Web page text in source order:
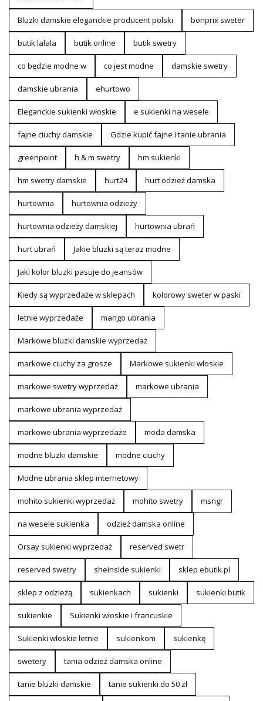
Bluzki damskie eleganckie producent polski bonprix sweter
butik lalala butik online butik swetry
co będzie modne w co jest modne damskie swetry
damskie ubrania ehurtowo
Eleganckie sukienki włoskie e sukienki na wesele
fajne ciuchy damskie Gdzie kupić fajne i tanie ubrania
greenpoint h & m swetry hm sukienki
hm swetry damskie hurt24 hurt odzież damska
hurtownia hurtownia odzieży
hurtownia odzieży damskiej hurtownia ubrań
hurt ubrań Jakie bluzki są teraz modne
Jaki kolor bluzki pasuje do jeansów
Kiedy są wyprzedaże w sklepach kolorowy sweter w paski
letnie wyprzedaże mango ubrania
Markowe bluzki damskie wyprzedaż
markowe ciuchy za grosze Markowe sukienki włoskie
markowe swetry wyprzedaż markowe ubrania
markowe ubrania wyprzedaż
markowe ubrania wyprzedaże moda damska
modne bluzki damskie modne ciuchy
Modne ubrania sklep internetowy
mohito sukienki wyprzedaż mohito swetry msngr
na wesele sukienka odzież damska online
Orsay sukienki wyprzedaż reserved swetr
reserved swetry sheinside sukienki sklep ebutik.pl
sklep z odzieżą sukienkach sukienki sukienki butik
sukienkie Sukienki włoskie i francuskie
Sukienki włoskie letnie sukienkom sukienkę
swetery tania odzież damska online
tanie bluzki damskie tanie sukienki do 50 zł